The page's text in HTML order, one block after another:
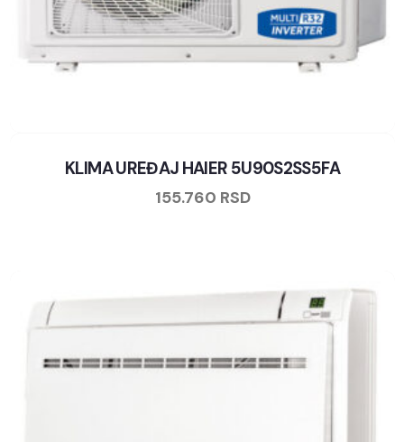
KLIMA UREĐAJ HAIER 5U90S2SS5FA
155.760 RSD